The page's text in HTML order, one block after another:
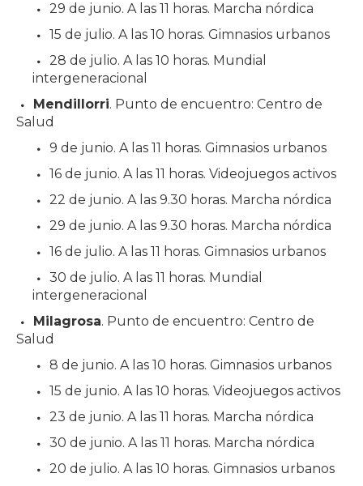
29 de junio. A las 11 horas. Marcha nórdica
15 de julio. A las 10 horas. Gimnasios urbanos
28 de julio. A las 10 horas. Mundial
intergeneracional
Mendillorri. Punto de encuentro: Centro de
Salud
9 de junio. A las 11 horas. Gimnasios urbanos
16 de junio. A las 11 horas. Videojuegos activos
22 de junio. A las 9.30 horas. Marcha nórdica
29 de junio. A las 9.30 horas. Marcha nórdica
16 de julio. A las 11 horas. Gimnasios urbanos
30 de julio. A las 11 horas. Mundial
intergeneracional
Milagrosa. Punto de encuentro: Centro de
Salud
8 de junio. A las 10 horas. Gimnasios urbanos
15 de junio. A las 10 horas. Videojuegos activos
23 de junio. A las 11 horas. Marcha nórdica
30 de junio. A las 11 horas. Marcha nórdica
20 de julio. A las 10 horas. Gimnasios urbanos